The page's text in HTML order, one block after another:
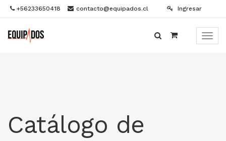
+56233650418 contacto@equipados.cl Ingresar
Menú
Catálogo de